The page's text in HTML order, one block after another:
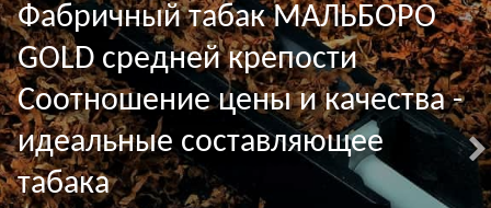
Фабричный табак МАЛЬБОРО
GOLD средней крепости
Соотношение цены и качества -
идеальные составляющее
табака